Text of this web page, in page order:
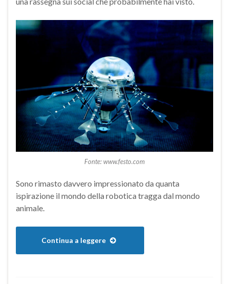
Fonte: www.festo.com
Sono rimasto davvero impressionato da quanta
ispirazione il mondo della robotica tragga dal mondo
animale.
Continua a leggere